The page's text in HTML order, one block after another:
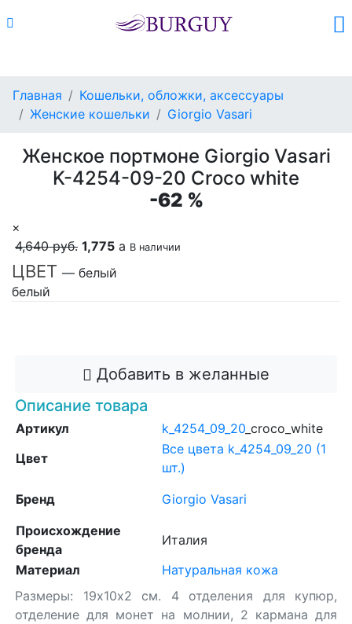
Главная
Кошельки, обложки, аксессуары
Женские кошельки
Giorgio Vasari
Женское портмоне Giorgio Vasari
K-4254-09-20 Croco white
-62 %
×
4,640 руб. 1,775 a В наличии
ЦВЕТ — белый
белый
Добавить в желанные
Описание товара
Артикул k_4254_09_20 _croco_white
Цвет
Все цвета k_4254_09_20 (1
шт.)
Бренд
Giorgio Vasari
Происхождение
бренда
Италия
Материал
Натуральная кожа
Размеры: 19х10х2 см. 4 отделения для купюр,
отделение для монет на молнии, 2 кармана для